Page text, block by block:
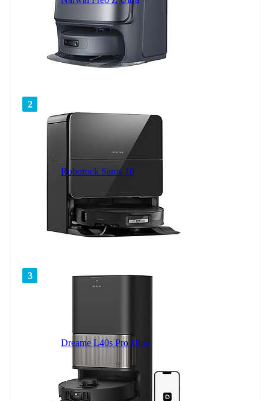
2
Roborock Saros 10
3
Dreame L40s Pro Ultra